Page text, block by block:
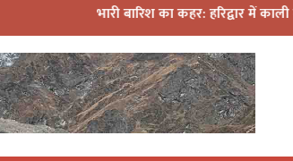
भारी बारिश का कहर: हरिद्वार में काली मंदिर पर